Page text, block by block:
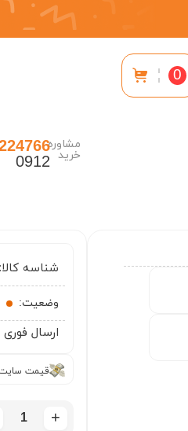
0
مشاوره
خرید 0912
شناسه کالا:
وضعیت:
ارسال فوری
قیمت
+